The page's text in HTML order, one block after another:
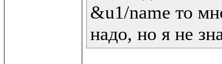
&u1/name то
надо, но я не